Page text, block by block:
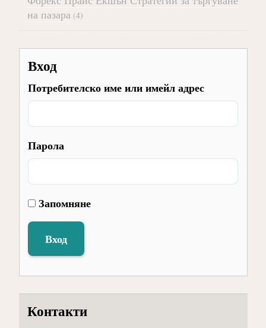
на пазара (4)
Вход
Потребителско име или имейл адрес
Парола
Запомняне
Вход
Контакти